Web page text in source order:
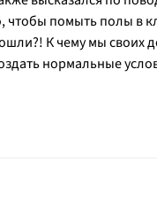
помыть полы в
К чему мы своих
нормальные